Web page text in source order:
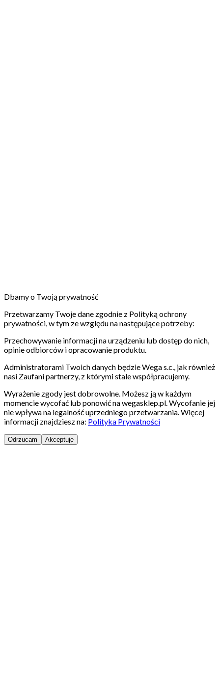
Dbamy o Twoją prywatność
Przetwarzamy Twoje dane zgodnie z Polityką ochrony
prywatności, w tym ze względu na następujące potrzeby:
Przechowywanie informacji na urządzeniu lub dostęp do nich,
opinie odbiorców i opracowanie produktu.
Administratorami Twoich danych będzie Wega s.c., jak również
nasi Zaufani partnerzy, z którymi stale współpracujemy.
Wyrażenie zgody jest dobrowolne. Możesz ją w każdym
momencie wycofać lub ponowić na wegasklep.pl. Wycofanie jej
nie wpływa na legalność uprzedniego przetwarzania. Więcej
informacji znajdziesz na: Polityka Prywatności
Odrzucam Akceptuję